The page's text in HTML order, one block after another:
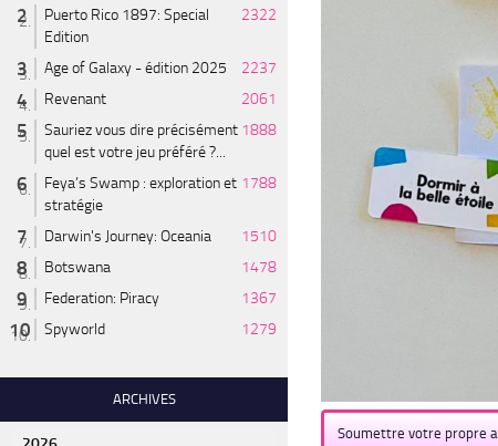
Soumettre votre propre
Puerto Rico 1897: Special
Edition
2322
Age of Galaxy - édition 2025
2237
Revenant
2061
Sauriez vous dire précisément
quel est votre jeu préféré ?...
1888
Feya’s Swamp : exploration et
stratégie
1788
Darwin's Journey: Oceania
1510
Botswana
1478
Federation: Piracy
1367
Spyworld
1279
ARCHIVES